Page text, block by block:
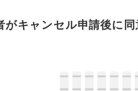
がキャンセル申請後に